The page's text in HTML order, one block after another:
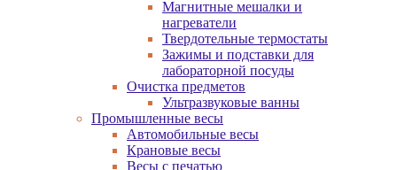
Магнитные мешалки и
нагреватели
Твердотельные термостаты
Зажимы и подставки для
лабораторной посуды
Очистка предметов
Ультразвуковые ванны
Промышленные весы
Автомобильные весы
Крановые весы
Весы с печатью